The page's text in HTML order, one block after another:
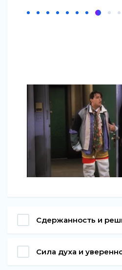
Сдержанность и
Сила духа и